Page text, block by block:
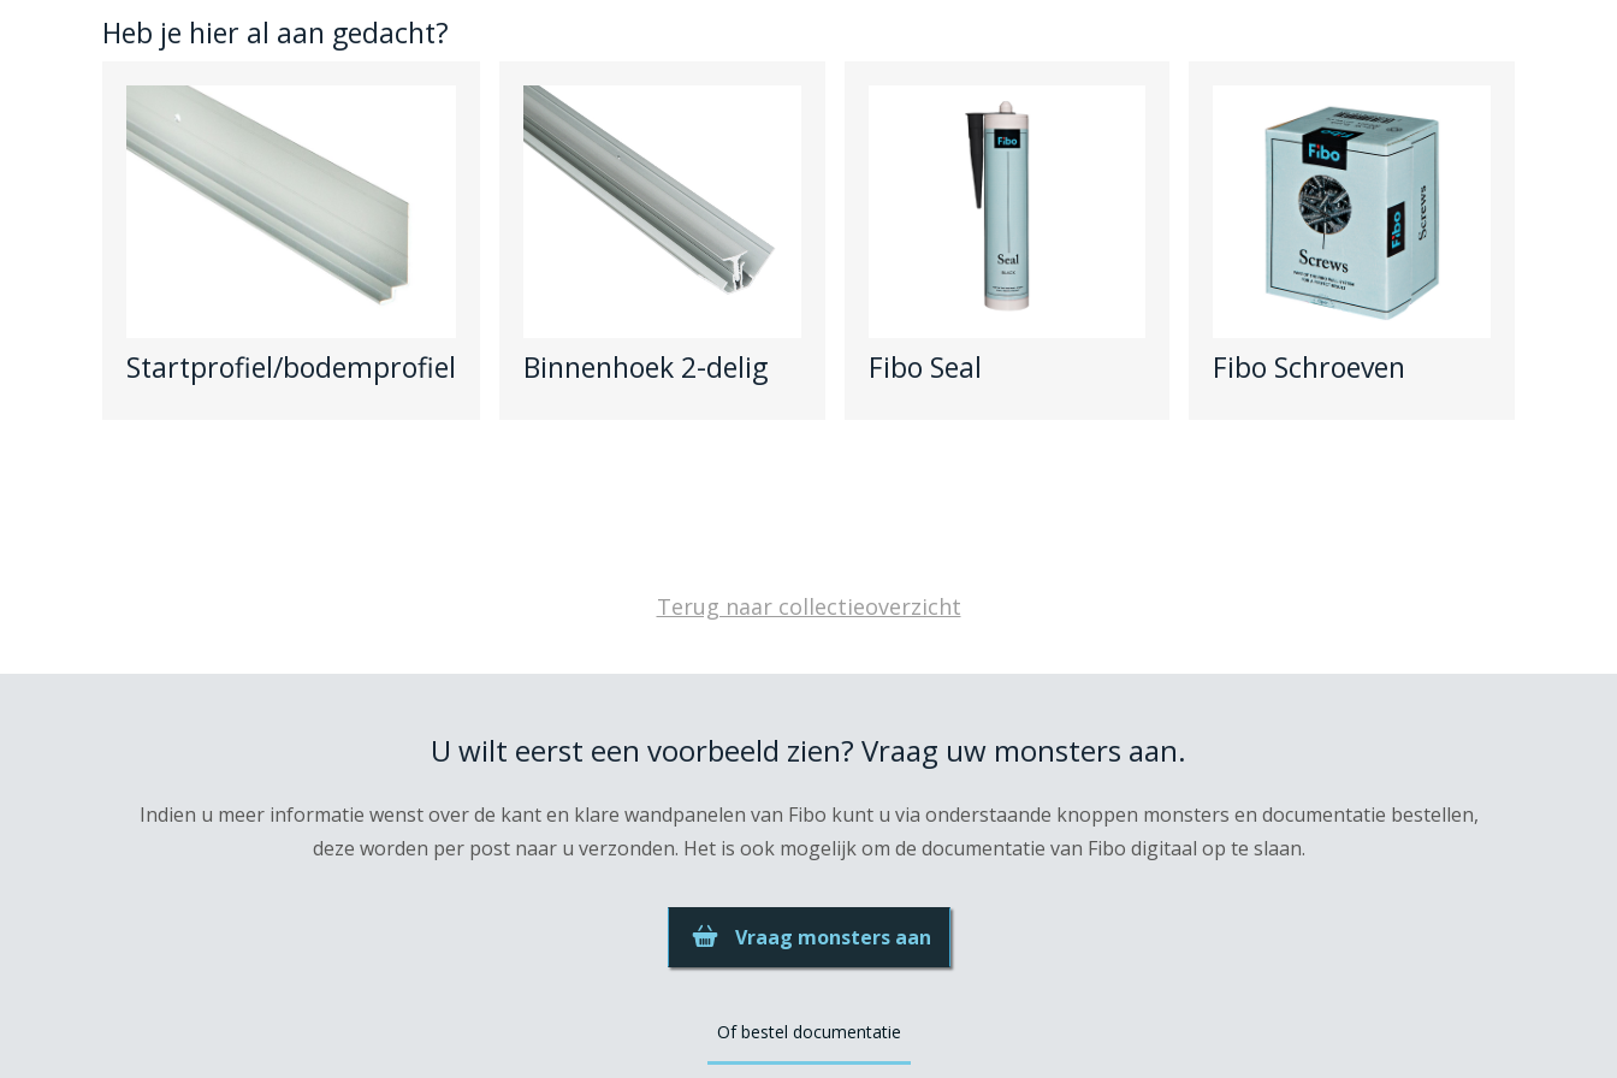
Heb je hier al aan gedacht?
Startprofiel/bodemprofiel Binnenhoek 2-delig Fibo Seal Fibo Schroeven
Terug naar collectieoverzicht
U wilt eerst een voorbeeld zien? Vraag uw monsters aan.
Indien u meer informatie wenst over de kant en klare wandpanelen van Fibo kunt u via onderstaande knoppen monsters en documentatie bestellen,
deze worden per post naar u verzonden. Het is ook mogelijk om de documentatie van Fibo digitaal op te slaan.
Vraag monsters aan
Of bestel documentatie